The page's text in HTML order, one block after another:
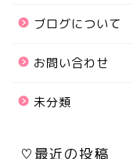
ブログについて
お問い合わせ
未分類
♡最近の投稿